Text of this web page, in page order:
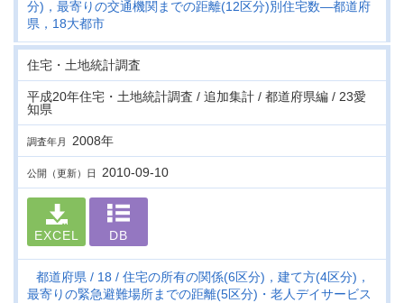
分)，最寄りの交通機関までの距離(12区分)別住宅数―都道府
県，18大都市
住宅・土地統計調査
平成20年住宅・土地統計調査 / 追加集計 / 都道府県編 / 23愛
知県
調査年月 2008年
公開（更新）日 2010-09-10
EXCEL DB
都道府県 18
住宅の所有の関係(6区分)，建て方(4区分)，
最寄りの緊急避難場所までの距離(5区分)・老人デイサービス